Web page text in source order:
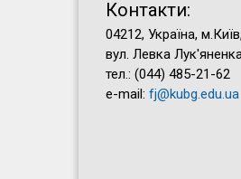
Контакти:
04212, Україна, м.Київ,
вул. Левка
тел.: (044) 485-21-62
e-mail: fj@kubg.edu.ua